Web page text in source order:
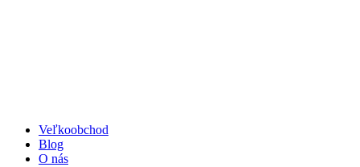
Veľkoobchod
Blog
O nás